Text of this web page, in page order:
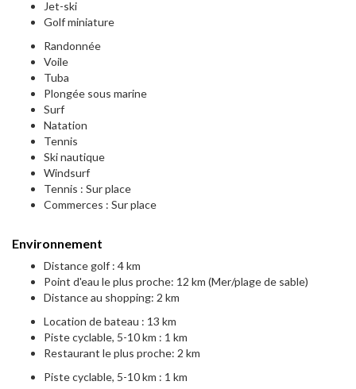
Jet-ski
Golf miniature
Randonnée
Voile
Tuba
Plongée sous marine
Surf
Natation
Tennis
Ski nautique
Windsurf
Tennis : Sur place
Commerces : Sur place
Environnement
Distance golf : 4 km
Point d'eau le plus proche: 12 km (Mer/plage de sable)
Distance au shopping: 2 km
Location de bateau : 13 km
Piste cyclable, 5-10 km : 1 km
Restaurant le plus proche: 2 km
Piste cyclable, 5-10 km : 1 km